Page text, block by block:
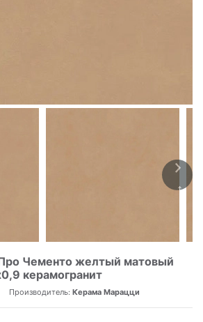
Чементо желтый матовый
керамогранит
Производитель: Керама Марацци